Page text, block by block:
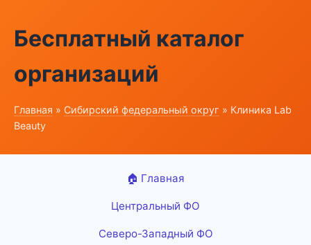
Бесплатный каталог
организаций
Главная » Сибирский федеральный округ » Клиника Lab
Beauty
🏠 Главная
Центральный ФО
Северо-Западный ФО